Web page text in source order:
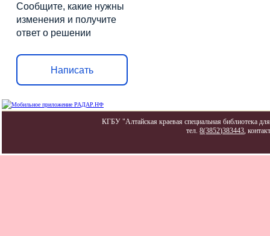
Сообщите, какие нужны
изменения и получите
ответ о решении
Написать
КГБУ "Алтайская краевая специальная библиотека
тел.8(3852)383443,